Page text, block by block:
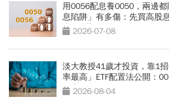
用0056配息養0050，兩邊
息陷阱」有多傷：先買高股
賺330萬
2026-07-08
淡大教授41歲才投資，靠1
率最高」ETF配置法公開：
好賺」
2026-08-04